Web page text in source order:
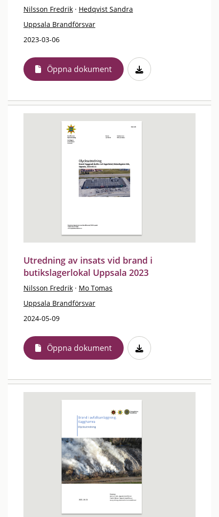
Nilsson Fredrik · Hedqvist Sandra
Uppsala Brandförsvar
2023-03-06
Öppna dokument
Utredning av insats vid brand i
butikslagerlokal Uppsala 2023
Nilsson Fredrik · Mo Tomas
Uppsala Brandförsvar
2024-05-09
Öppna dokument